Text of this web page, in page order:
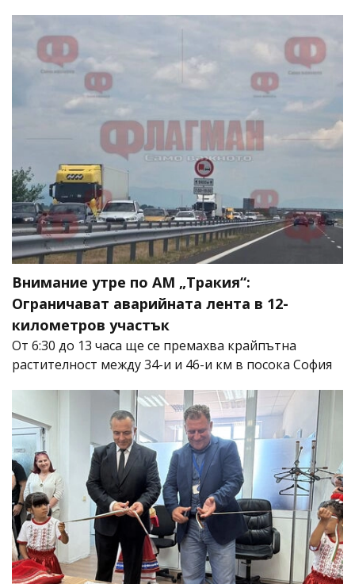
Внимание утре по АМ „Тракия“:
Ограничават аварийната лента в 12-
километров участък
От 6:30 до 13 часа ще се премахва крайпътна
растителност между 34-и и 46-и км в посока София